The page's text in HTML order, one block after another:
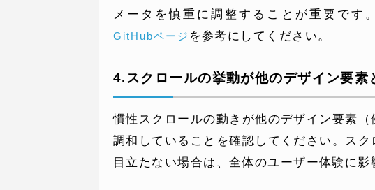
メータを慎重に調整することが重要です
GitHubページ を参考にしてください。
4.スクロールの挙動が他のデザイン要素
慣性スクロールの動きが他のデザイン要素
調和していることを確認してください。ス
目立たない場合は、全体のユーザー体験に影